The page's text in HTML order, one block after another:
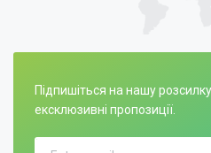
Підпишіться на нашу
ексклюзивні пропозиції.